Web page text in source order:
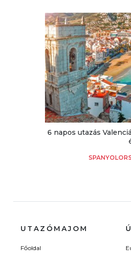
6 napos utazás
UTAZÓMAJOM
Főoldal